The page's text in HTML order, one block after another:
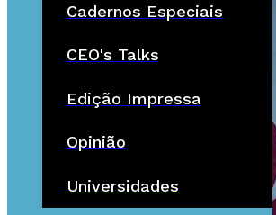
Cadernos Especiais
CEO's Talks
Edição Impressa
Opinião
Universidades